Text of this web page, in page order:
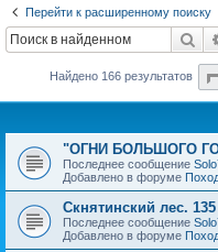
Перейти к расширенному поиску
Найдено 166 результатов
"ОГНИ БОЛЬШОГО
Последнее сообщение
Добавлено в форуме
Скнятинский лес.
Последнее сообщение
Добавлено в форуме